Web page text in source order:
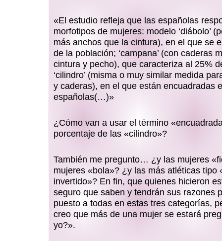
«El estudio refleja que las españolas
morfotipos de mujeres: modelo ‘diábolo’
más anchos que la cintura), en el que se
de la población; ‘campana’ (con caderas
cintura y pecho), que caracteriza al 25%
‘cilindro’ (misma o muy similar medida
y caderas), en el que están encuadradas
españolas(…)»
¿Cómo van a usar el término
porcentaje de las «cilindro»?
También me pregunto… ¿y las mujeres
mujeres «bola»? ¿y las más atléticas tipo
invertido»? En fin, que quienes hicieron
seguro que saben y tendrán sus razones
puesto a todas en estas tres categorías,
creo que más de una mujer se estará
yo?».